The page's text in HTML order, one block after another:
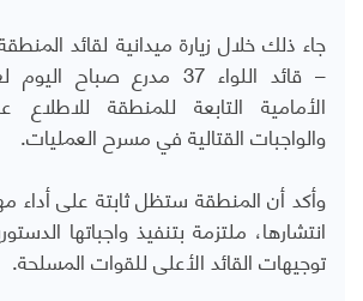
جاء ذلك خلال زيارة ميدانية لقائد
– قائد اللواء 37 مدرع صباح
الأمامية التابعة للمنطقة
والواجبات القتالية في مسرح العمليات.
وأكد أن المنطقة ستظل ثابتة على
انتشارها، ملتزمة بتنفيذ واجباتها
توجيهات القائد الأعلى للقوات المسلحة.